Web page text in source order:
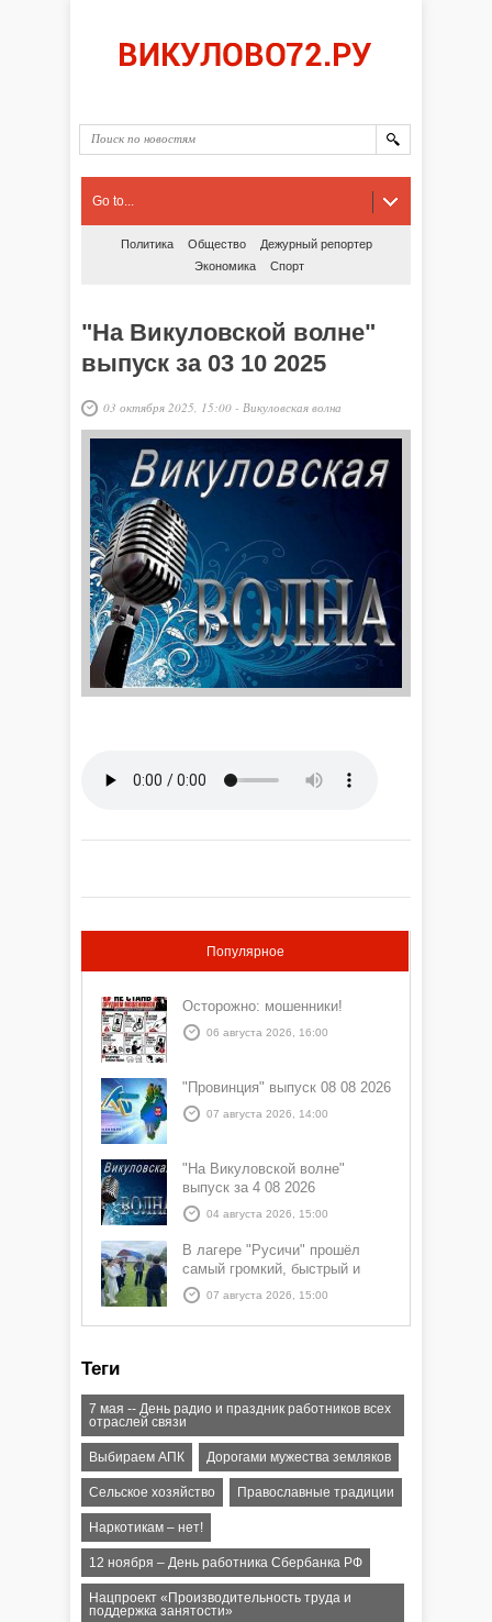
Go to...
Политика Общество
Дежурный репортер
Экономика
Спорт
"На Викуловской волне"
выпуск за 03 10 2025
03 октября 2025, 15:00 - Викуловская волна
Популярное
Осторожно: мошенники!
06 августа 2026, 16:00
"Провинция" выпуск 08 08 2026
07 августа 2026, 14:00
"На Викуловской волне"
выпуск за 4 08 2026
04 августа 2026, 15:00
В лагере "Русичи" прошёл
самый громкий, быстрый и
азартный час дня — Спортчас
07 августа 2026, 15:00
Теги
7 мая -- День радио и праздник работников всех
отраслей связи
Выбираем АПК Дорогами мужества земляков
Сельское хозяйство Православные традиции
Наркотикам – нет!
12 ноября – День работника Сбербанка РФ
Нацпроект «Производительность труда и
поддержка занятости»